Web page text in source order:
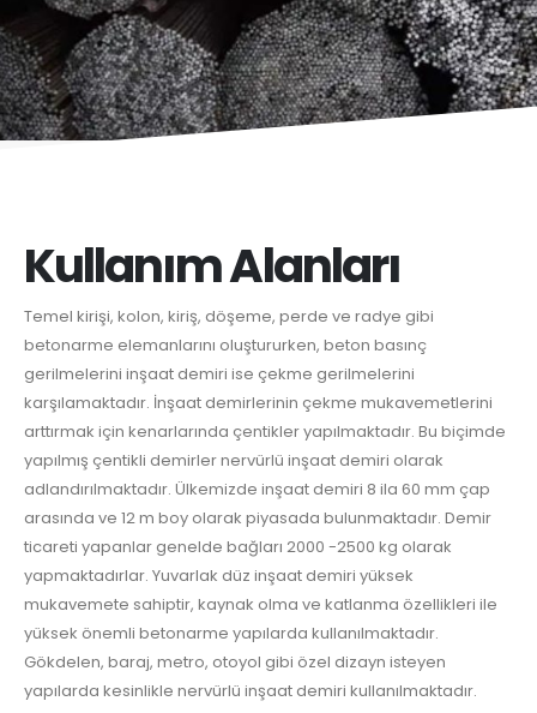
Kullanım Alanları
Temel kirişi, kolon, kiriş, döşeme, perde ve radye gibi
betonarme elemanlarını oluştururken, beton basınç
gerilmelerini inşaat demiri ise çekme gerilmelerini
karşılamaktadır. İnşaat demirlerinin çekme mukavemetlerini
arttırmak için kenarlarında çentikler yapılmaktadır. Bu biçimde
yapılmış çentikli demirler nervürlü inşaat demiri olarak
adlandırılmaktadır. Ülkemizde inşaat demiri 8 ila 60 mm çap
arasında ve 12 m boy olarak piyasada bulunmaktadır. Demir
ticareti yapanlar genelde bağları 2000 -2500 kg olarak
yapmaktadırlar. Yuvarlak düz inşaat demiri yüksek
mukavemete sahiptir, kaynak olma ve katlanma özellikleri ile
yüksek önemli betonarme yapılarda kullanılmaktadır.
Gökdelen, baraj, metro, otoyol gibi özel dizayn isteyen
yapılarda kesinlikle nervürlü inşaat demiri kullanılmaktadır.